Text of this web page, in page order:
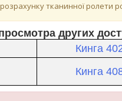
розрахунку тканинної ролети
других
Кинга
Кинга